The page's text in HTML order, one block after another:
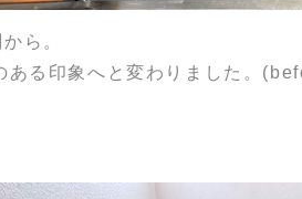
ら。
ある印象へと変わりました。